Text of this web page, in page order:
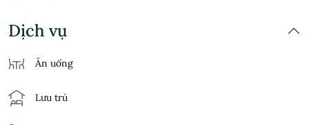
Hồ bơi
Phòng gia đình
Dịch vụ
Ăn uống
Lưu trú